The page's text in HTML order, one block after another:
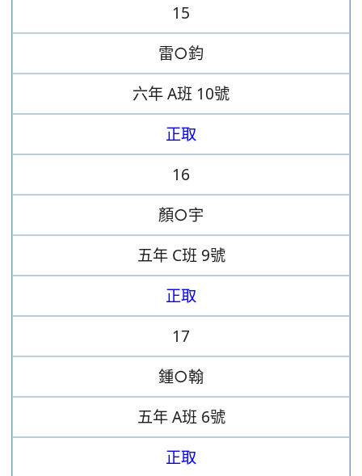
15
雷○鈞
六年A班 10號
正取
16
顏○宇
五年 C班 9號
正取
17
鍾○翰
五年 A班 6號
正取